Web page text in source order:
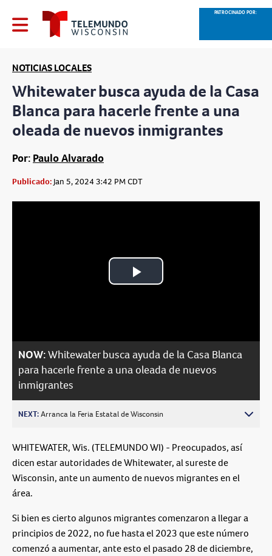
PATROCINADO POR:
NOTICIAS LOCALES
Whitewater busca ayuda de la Casa
Blanca para hacerle frente a una
oleada de nuevos inmigrantes
Por: Paulo Alvarado
Publicado:Jan 5, 2024 3:42 PM CDT
Play
NOW:Whitewater busca ayuda de la Casa Blanca
para hacerle frente a una oleada de nuevos
inmigrantes
NEXT:Arranca la Feria Estatal de Wisconsin
WHITEWATER, Wis. (TELEMUNDO WI) - Preocupados, así
dicen estar autoridades de Whitewater, al sureste de
Wisconsin, ante un aumento de nuevos migrantes en el
área.
Si bien es cierto algunos migrantes comenzaron a llegar a
principios de 2022, no fue hasta el 2023 que este número
comenzó a aumentar, ante esto el pasado 28 de diciembre,